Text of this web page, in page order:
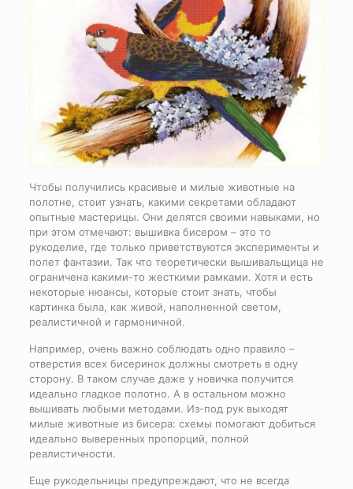
Чтобы получились красивые и милые животные на
полотне, стоит узнать, какими секретами обладают
опытные мастерицы. Они делятся своими навыками, но
при этом отмечают: вышивка бисером – это то
рукоделие, где только приветствуются эксперименты и
полет фантазии. Так что теоретически вышивальщица не
ограничена какими-то жесткими рамками. Хотя и есть
некоторые нюансы, которые стоит знать, чтобы
картинка была, как живой, наполненной светом,
реалистичной и гармоничной.
Например, очень важно соблюдать одно правило –
отверстия всех бисеринок должны смотреть в одну
сторону. В таком случае даже у новичка получится
идеально гладкое полотно. А в остальном можно
вышивать любыми методами. Из-под рук выходят
милые животные из бисера: схемы помогают добиться
идеально выверенных пропорций, полной
реалистичности.
Еще рукодельницы предупреждают, что не всегда